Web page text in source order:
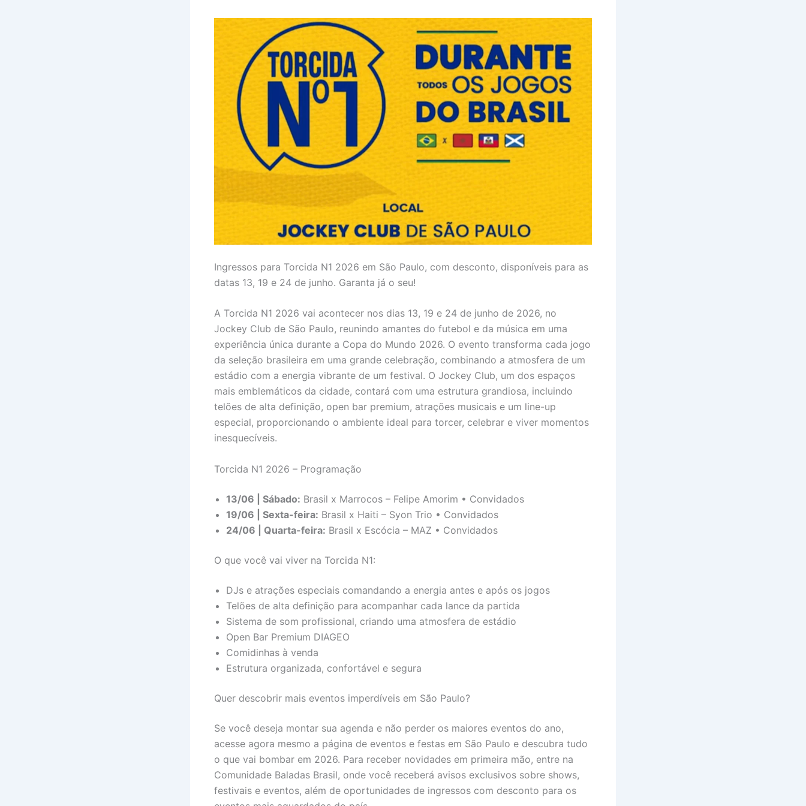
Ingressos para Torcida N1 2026 em São Paulo, com desconto, disponíveis para as
datas 13, 19 e 24 de junho. Garanta já o seu!
A Torcida N1 2026 vai acontecer nos dias 13, 19 e 24 de junho de 2026, no
Jockey Club de São Paulo, reunindo amantes do futebol e da música em uma
experiência única durante a Copa do Mundo 2026. O evento transforma cada jogo
da seleção brasileira em uma grande celebração, combinando a atmosfera de um
estádio com a energia vibrante de um festival. O Jockey Club, um dos espaços
mais emblemáticos da cidade, contará com uma estrutura grandiosa, incluindo
telões de alta definição, open bar premium, atrações musicais e um line-up
especial, proporcionando o ambiente ideal para torcer, celebrar e viver momentos
inesquecíveis.
Torcida N1 2026 – Programação
13/06 | Sábado: Brasil x Marrocos – Felipe Amorim • Convidados
19/06 | Sexta-feira: Brasil x Haiti – Syon Trio • Convidados
24/06 | Quarta-feira: Brasil x Escócia – MAZ • Convidados
O que você vai viver na Torcida N1:
DJs e atrações especiais comandando a energia antes e após os jogos
Telões de alta definição para acompanhar cada lance da partida
Sistema de som profissional, criando uma atmosfera de estádio
Open Bar Premium DIAGEO
Comidinhas à venda
Estrutura organizada, confortável e segura
Quer descobrir mais eventos imperdíveis em São Paulo?
Se você deseja montar sua agenda e não perder os maiores eventos do ano,
acesse agora mesmo a página de eventos e festas em São Paulo e descubra tudo
o que vai bombar em 2026. Para receber novidades em primeira mão, entre na
Comunidade Baladas Brasil, onde você receberá avisos exclusivos sobre shows,
festivais e eventos, além de oportunidades de ingressos com desconto para os